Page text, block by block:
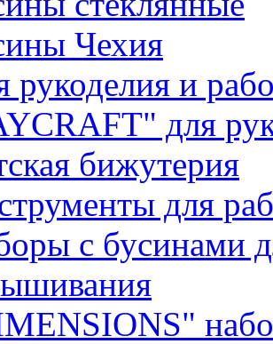
Чехия
рукоделия и
для
бижутерия
для
с бусинами